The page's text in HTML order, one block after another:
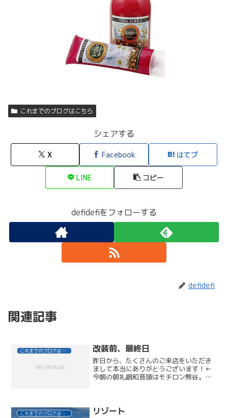
これまでのブログはこちら
シェアする
X Facebook はてブ
LINE コピー
defidefiをフォローする
defidefi
関連記事
これまでのブログはこちら 改装前、最終日
昨日から、たくさんのご来店をいただき
まして本当にありがとうございます！←
今朝の朝礼唱和音頭はモチロン熊谷。
営業終了後は、スタッフ全員で引...
これまでのブログはこちら リゾート